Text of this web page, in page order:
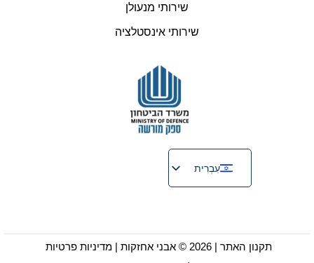
שירותי מנעולן
שירותי אינסטלציה
עִבְרִית
English
Français
תקנון האתר | 2026 © אבני אחזקות |
מדיניות פרטיות